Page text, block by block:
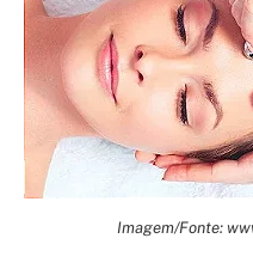
Imagem/Fonte: